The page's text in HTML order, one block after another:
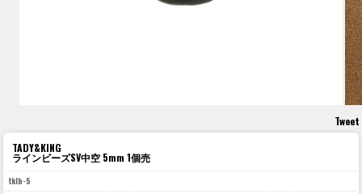
Tweet
TADY&KING
ラインビーズSV中空 5mm 1個売
tklb-5